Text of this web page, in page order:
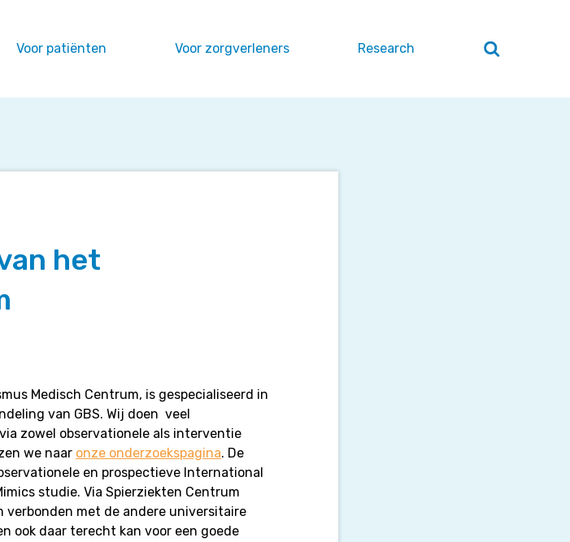
Voor patiënten Voor zorgverleners Research Zoeken
sluiten
het
Medisch Centrum, is gespecialiseerd in
van GBS. Wij doen veel
zowel observationele als interventie
we naar onze onderzoekspagina. De
en prospectieve International
studie. Via Spierziekten Centrum
met de andere universitaire
ook daar terecht kan voor een goede